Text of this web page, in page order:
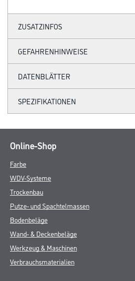
ZUSATZINFOS
GEFAHRENHINWEISE
DATENBLÄTTER
SPEZIFIKATIONEN
Online-Shop
Farbe
WDV-Systeme
Trockenbau
Putze- und Spachtelmassen
Bodenbeläge
Wand- & Deckenbeläge
Werkzeug & Maschinen
Verbrauchsmaterialien